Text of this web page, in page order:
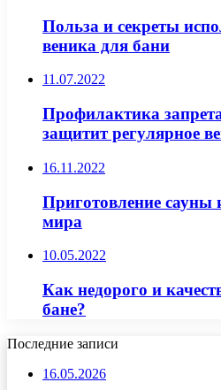
Польза и секреты
веника для бани
11.07.2022
Профилактика
защитит регулярное
16.11.2022
Приготовление сауны
мира
10.05.2022
Как недорого и
бане?
Последние записи
16.05.2026